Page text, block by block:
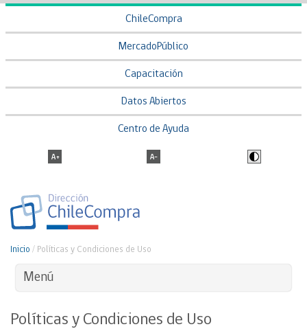
ChileCompra
MercadoPúblico
Capacitación
Datos Abiertos
Centro de Ayuda
Inicio / Políticas y Condiciones de Uso
Menú
Políticas y Condiciones de Uso